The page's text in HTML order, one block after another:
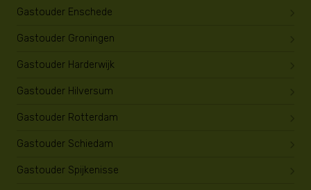
Gastouder Enschede
Gastouder Groningen
Gastouder Harderwijk
Gastouder Hilversum
Gastouder Rotterdam
Gastouder Schiedam
Gastouder Spijkenisse